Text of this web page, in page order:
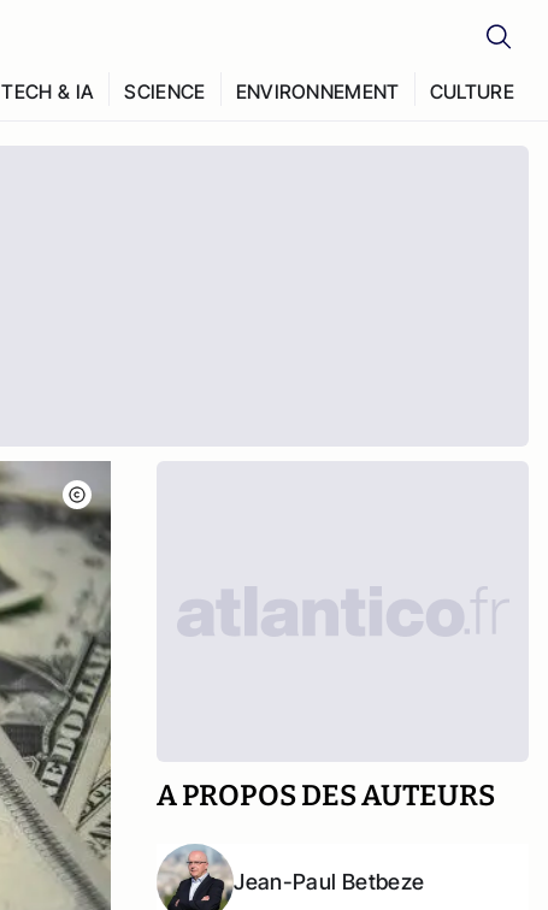
TECH & IA SCIENCE ENVIRONNEMENT CULTURE
A PROPOS DES AUTEURS
Jean-Paul Betbeze